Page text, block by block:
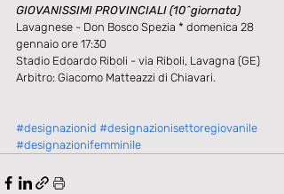
GIOVANISSIMI PROVINCIALI (10^giornata)
Lavagnese - Don Bosco Spezia * domenica 28
gennaio ore 17:30
Stadio Edoardo Riboli - via Riboli, Lavagna (GE)
Arbitro: Giacomo Matteazzi di Chiavari.
#designazionid #designazionisettoregiovanile
#designazionifemminile